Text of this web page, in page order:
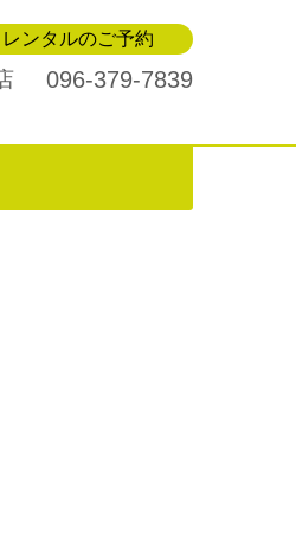
ンタルのご予約
096-379-7839